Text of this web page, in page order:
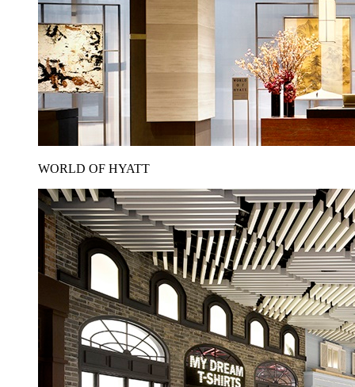
WORLD OF HYATT